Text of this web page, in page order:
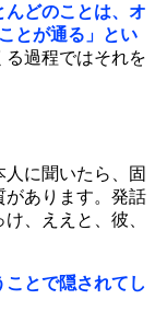
んどのことは、オ
とが通る」とい
過程ではそれを
に聞いたら、固
があります。発話
、ええと、彼、
とで隠されてし